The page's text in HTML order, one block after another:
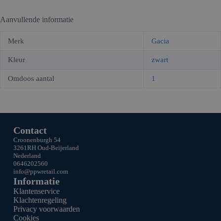
HFDS
aantal
Aanvullende informatie
Merk Gacia
Kleur zwart
Omdoos aantal 1
Contact
Croonenburgh 54
3261RH Oud-Beijerland
Nederland
0646202560
info@ppwretail.com
Informatie
Klantenservice
Klachtenregeling
Privacy voorwaarden
Cookies